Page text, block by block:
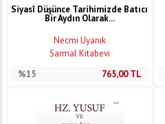
Siyasî Düşünce Tarihimizde Batıcı
Bir Aydın Olarak...
Necmi Uyanık
Sarmal Kitabevi
%15
765,00TL